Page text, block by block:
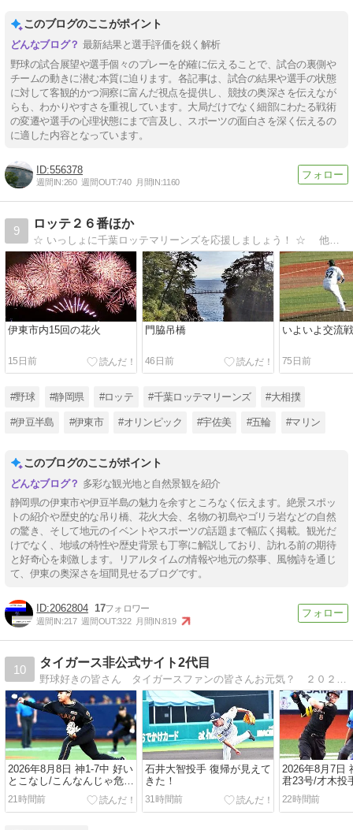
このブログのここがポイント
最新結果と選手評価を鋭く解析
野球の試合展望や選手個々のプレーを的確に伝えることで、試合の裏側や
チームの動きに潜む本質に迫ります。各記事は、試合の結果や選手の状態
に対して客観的かつ洞察に富んだ視点を提供し、競技の奥深さを伝えなが
らも、わかりやすさを重視しています。大局だけでなく細部にわたる戦術
の変遷や選手の心理状態にまで言及し、スポーツの面白さを深く伝えるの
に適した内容となっています。
556378
週間IN:260 週間OUT:740 月間IN:1160
9
ロッテ２６番ほか
☆ いっしょに千葉ロッテマリーンズを応援しましょう！ ☆ 他にオリンピックと大相撲の応援や伊豆の観光情報などのサイトも運営中♪
伊東市内15回の花火
15日前
門脇吊橋
46日前
いよいよ交流戦
75日前
#野球 #静岡県 #ロッテ #千葉ロッテマリーンズ #大相撲
#伊豆半島 #伊東市 #オリンピック #宇佐美 #五輪 #マリン
このブログのここがポイント
多彩な観光地と自然景観を紹介
静岡県の伊東市や伊豆半島の魅力を余すところなく伝えます。絶景スポッ
トの紹介や歴史的な吊り橋、花火大会、名物の初島やゴリラ岩などの自然
の驚き、そして地元のイベントやスポーツの話題まで幅広く掲載。観光だ
けでなく、地域の特性や歴史背景も丁寧に解説しており、訪れる前の期待
と好奇心を刺激します。リアルタイムの情報や地元の祭事、風物詩を通じ
て、伊東の奥深さを垣間見せるブログです。
2062804 17
週間IN:217 週間OUT:322 月間IN:819
10
タイガース非公式サイト2代目
2026年8月8日 神1-7中 好い
とこなし/こんなんじゃ危な
いよ
21時間前
石井大智投手 復帰が見えて
きた！
31時間前
2026年8月7日
君23号/才木投
ず逆転負け
22時間前